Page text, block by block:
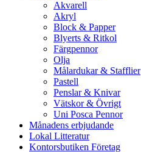
Akvarell
Akryl
Block & Papper
Blyerts & Ritkol
Färgpennor
Olja
Målardukar & Stafflier
Pastell
Penslar & Knivar
Vätskor & Övrigt
Uni Posca Pennor
Månadens erbjudande
Lokal Litteratur
Kontorsbutiken Företag